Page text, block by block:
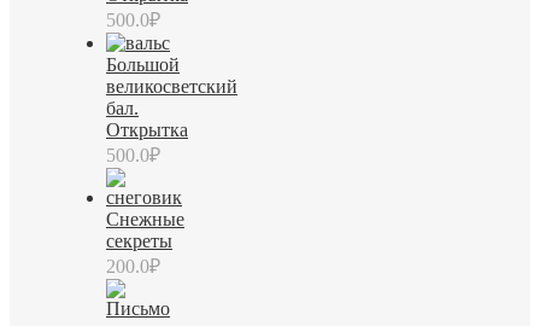
500.0₽
Большой
великосветский
бал.
Открытка
500.0₽
Снежные
секреты
200.0₽